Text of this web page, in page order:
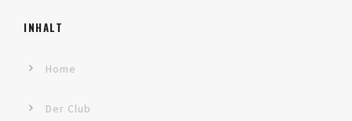
INHALT
Home
Der Club